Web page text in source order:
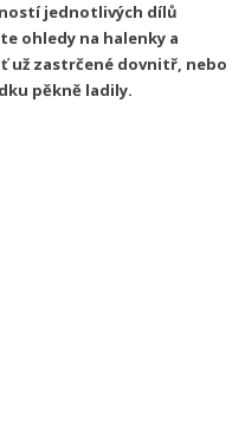
jednotlivých dílů
ohledy na halenky a
už zastrčené dovnitř, nebo
pěkně ladily.